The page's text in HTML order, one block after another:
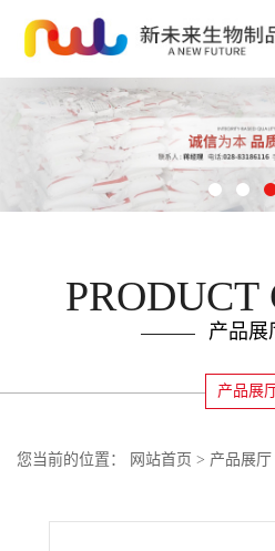
PRODUCT
产品展
产品展
您当前的位置： 网站首页 > 产品展厅